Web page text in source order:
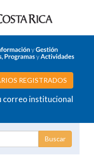
REGISTRADOS
correo institucional